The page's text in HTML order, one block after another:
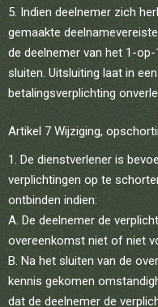
Indien deelnemer zich
gemaakte
de deelnemer van het 1-
sluiten. Uitsluiting laat in
betalingsverplichting
Artikel 7 Wijziging,
De dienstverlener is
verplichtingen op te
ontbinden indien:
A. De deelnemer de
overeenkomst niet of niet
B. Na het sluiten van de
kennis gekomen
dat de deelnemer de